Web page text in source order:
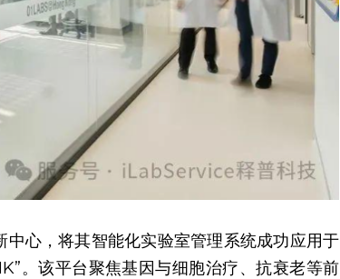
心，将其智能化实验室管理系统成功应用于
。该平台聚焦基因与细胞治疗、抗衰老等前